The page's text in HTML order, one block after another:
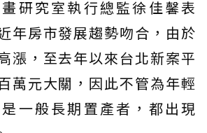
研究室執行總監徐佳馨表
年房市發展趨勢吻合，由於
漲，至去年以來台北新案平
萬元大關，因此不管為年輕
一般長期置產者，都出現